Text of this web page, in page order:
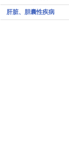
肝脏、胆囊性疾病